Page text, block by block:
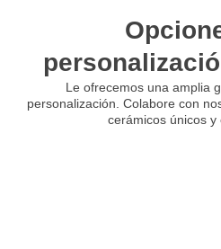
Le ofrecemos una amplia
personalización. Colabore con
cerámicos únicos y